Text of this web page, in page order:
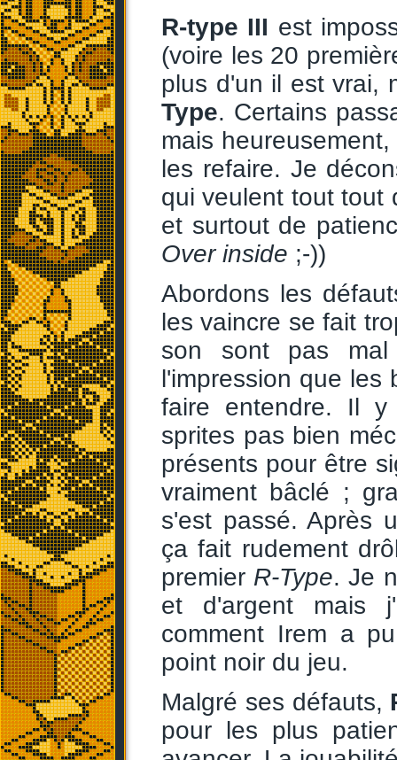
R-type III est
(voire les 20
plus d'un il est vrai,
Type. Certains
mais
les refaire. Je
qui veulent tout tout
et surtout de
Over inside ;-))
Abordons les
les vaincre se fait
son sont pas
l'impression que les
faire entendre. Il y
sprites pas bien
présents pour être
vraiment bâclé ;
s'est passé. Après
ça fait rudement
premier R-Type. Je
et d'argent mais
comment Irem a
point noir du jeu.
Malgré ses défauts,
pour les plus